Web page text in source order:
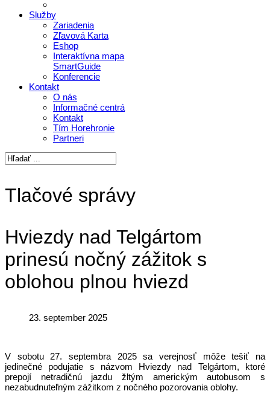
Služby
Zariadenia
Zľavová Karta
Eshop
Interaktívna mapa
SmartGuide
Konferencie
Kontakt
O nás
Informačné centrá
Kontakt
Tím Horehronie
Partneri
Tlačové správy
Hviezdy nad Telgártom
prinesú nočný zážitok s
oblohou plnou hviezd
23. september 2025
V sobotu 27. septembra 2025 sa verejnosť môže tešiť na
jedinečné podujatie s názvom Hviezdy nad Telgártom, ktoré
prepojí netradičnú jazdu žltým americkým autobusom s
nezabudnuteľným zážitkom z nočného pozorovania oblohy.